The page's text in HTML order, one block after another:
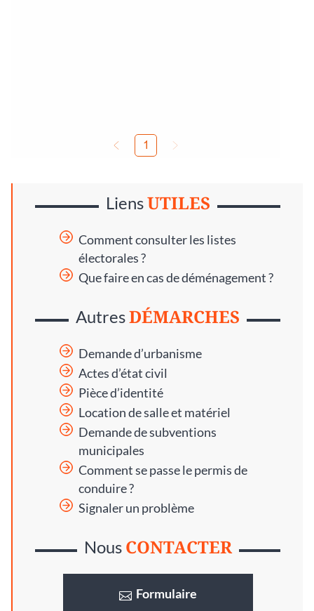
LiensUTILES
Comment consulter les listes
électorales ?
Que faire en cas de déménagement ?
AutresDÉMARCHES
Demande d’urbanisme
Actes d’état civil
Pièce d’identité
Location de salle et matériel
Demande de subventions
municipales
Comment se passe le permis de
conduire ?
Signaler un problème
Nous CONTACTER
Formulaire